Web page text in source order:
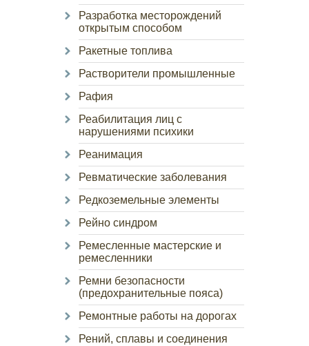
Разработка месторождений
открытым способом
Ракетные топлива
Растворители промышленные
Рафия
Реабилитация лиц с
нарушениями психики
Реанимация
Ревматические заболевания
Редкоземельные элементы
Рейно синдром
Ремесленные мастерские и
ремесленники
Ремни безопасности
(предохранительные пояса)
Ремонтные работы на дорогах
Рений, сплавы и соединения